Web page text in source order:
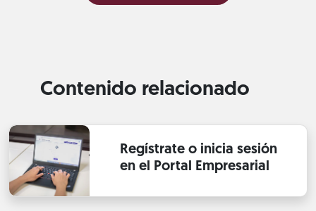
Contenido relacionado
Regístrate o inicia sesión
en el Portal Empresarial